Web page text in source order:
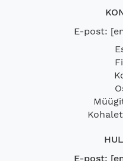
E-post:
E-post: